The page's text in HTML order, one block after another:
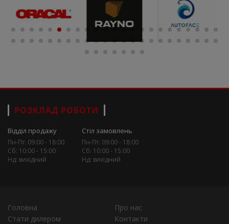
РОЗКЛАД РОБОТИ
Відділ продажу
Пн-Пт: 09:00 - 18:00
Сб: 10:00 - 15:00
Нд: вихідний
Стіл замовлень
Пн-Пт: 09:00 - 18:00
Сб: 10:00 - 15:00
Нд: вихідний
Головна
Про нас
Стати дилером
Контакти